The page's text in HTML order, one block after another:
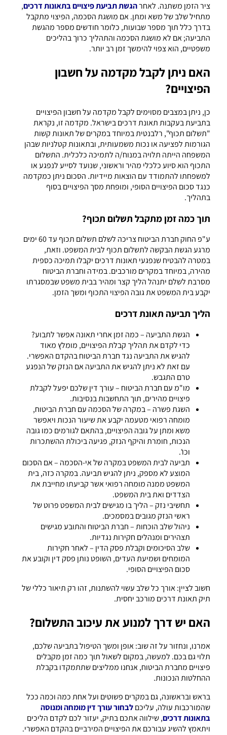
ציר הזמן משתנה. לאחרהגשת תביעת פיצויים בתאונות דרכים,
מתחיל שלב של משא ומתן. אם מושגת הסכמה, הפיצוי מתקבל
בדרך כלל תוך מספר שבועות, כלומר חודשים מספר מהגשת
התביעה; אם לא מושגת הסכמה והתהליך כרוך בהליכים
משפטיים, הוא צפוי להימשך זמן רב יותר.
האם ניתן לקבל מקדמה על חשבון
הפיצויים?
כן, ניתן במצבים מסוימים לקבל מקדמה על חשבון הפיצויים
בתביעת בעקבות תאונת דרכים בישראל. מקדמה זו, נקראת
"תשלום תכוף", רלבנטית במיוחד במקרים של תאונות קשות
הגורמות לפציעה או נכות משמעותית, ובתאונות קטלניות שבהן
המשפחה הייתה תלויה במנוח/ה לתמיכה כלכלית. התשלום
התכוף הוא סיוע כלכלי מהיר וראשוני, שנועד לסייע לנפגע או
למשפחתו להתמודד עם הוצאות מיידיות. הסכום ניתן כמקדמה
כנגד סכום הפיצויים הסופי, ומופחת מסך הפיצויים בסוף
בתהליך.
תוך כמה זמן מתקבל תשלום תכוף?
ע"פ החוק חברת הביטוח צריכה לשלם תשלום תכוף עד 60 ימים
מרגע הגשת הבקשה לתשלום תכוף לבית המשפט. וזאת,
במטרה להבטיח שנפגעי תאונות דרכים יקבלו תמיכה כספית
מהירה, במיוחד במקרים מורכבים. במידה וחברת הביטוח
מסרבת לשלם יתנהל הליך קצר ומהיר בבית משפט שבמסגרתו
יקבע בית המשפט את גובה הפיצוי התכוף ומשך הזמן.
הליך תביעה תאונת דרכים
הגשת התביעה – כמה זמן אחרי תאונה אפשר לתבוע?
כדי לקדם את תהליך קבלת הפיצויים, מומלץ מאוד
להגיש את התביעה נגד חברת הביטוח בהקדם האפשרי.
עם זאת לא ניתן להגיש את התביעה אם הנזק של הנפגע
טרם התגבש.
מו"מ עם חברת הביטוח – עורך דין שלכם יפעל לקבלת
פיצויים מהירים, תוך התחשבות בנסיבות.
השגת פשרה – במקרה של הסכמה עם חברת הביטוח,
מומחה רפואי מטעמה יקבע את שיעור הנכות ויאפשר
משא ומתן על גובה הפיצויים, בהתאם לגורמים כמו גובה
הנכות, חומרת והיקף הנזק, פגיעה ביכולת ההשתכרות
וכו'.
תביעה לבית המשפט במקרה של אי-הסכמה – אם הסכום
המוצע לא מספק, ניתן להגיש תביעה. במקרה כזה, בית
המשפט ממנה מומחה רפואי אשר קביעתו מחייבת את
הצדדים ואת בית המשפט.
תחשיבי נזק – הליך בו מגישים לבית המשפט פרוט של
ראשי הנזק מגובים במסמכים.
ניהול שלב הוכחות – חברת הביטוח והתובע מגישים
תצהירים ומנהלים חקירות נגדיות.
שלב הסיכומים וקבלת פסק הדין – לאחר חקירות
המומחים ושמיעת העדים, השופט נותן פסק דין וקובע את
סכום הפיצויים הסופי.
חשוב לציין: אורך כל שלב עשוי להשתנות, זהו רק תיאור כללי של
תיק תאונת דרכים מורכב יחסית.
האם יש דרך למנוע את עיכוב התשלום?
אמרנו, ונחזור על זה שוב: אופן ומשך הטיפול בתביעה שלכם,
תלוי גם בכם. למעשה, במקום לשאול תוך כמה זמן מקבלים
פיצויים מחברת הביטוח, אנחנו ממליצים שתתמקדו בקבלת
ההחלטות הנכונות.
בראש ובראשונה, גם במקרים פשוטים ועל אחת כמה וכמה ככל
שהמורכבות עולה, עליכםלבחור עורך דין מומחה ומנוסה
בתאונות דרכים, שילווה אתכם בתיק, יעזור לכם לקדם הליכים
ויתאמץ להשיג עבורכם את הפיצויים המירביים בהקדם האפשרי.